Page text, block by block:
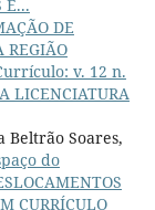
E...
DE
REGIÃO
v. 12 n.
LICENCIATURA
Beltrão Soares,
do
CURRÍCULO